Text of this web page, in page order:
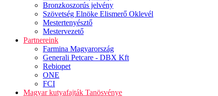
Bronzkoszorús jelvény
Szövetség Elnöke Elismerő Oklevél
Mestertenyésztő
Mestervezető
Partnereink
Farmina Magyarország
Generali Petcare - DBX Kft
Rebiopet
ONE
FCI
Magyar kutyafajták Tanösvénye